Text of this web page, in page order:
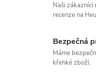
Naši zákazníci
recenze na
Bezpečná
Máme
křehké zboží.